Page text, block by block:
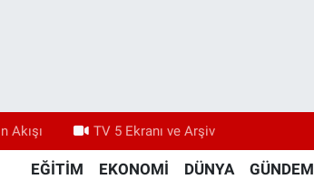
Akışı TV 5 Ekranı ve Arşiv
EĞİTİM EKONOMİ DÜNYA GÜNDEM